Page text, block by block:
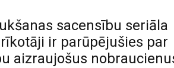
sacensību seriāla
ir parūpējušies par
aizraujošus